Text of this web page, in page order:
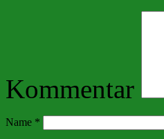
Kommentar
Name *